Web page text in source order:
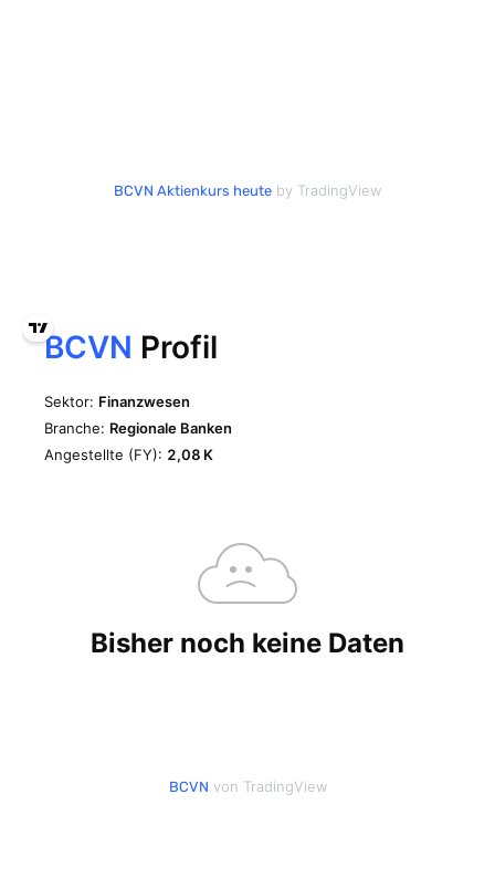
BCVN Aktienkurs heute by TradingView
BCVN von TradingView